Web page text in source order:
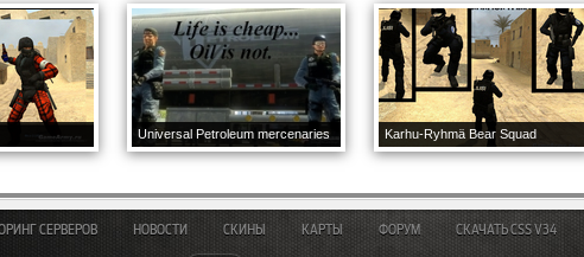
Universal Petroleum mercenaries Karhu-Ryhmä Bear Squad
СЕРВЕРОВ НОВОСТИ СКИНЫ КАРТЫ ФОРУМ СКАЧАТЬ CSS V34